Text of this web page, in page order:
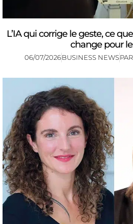
L’IA qui corrige le geste, ce
change pour
06/07/2026BUSINESS NEWSPAR